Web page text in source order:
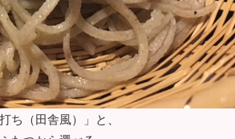
ち（田舎風）」と、